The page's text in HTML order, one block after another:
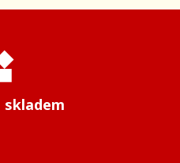
skladem